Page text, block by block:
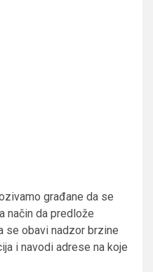
građane da se
način da predlože
se obavi nadzor brzine
i navodi adrese na koje